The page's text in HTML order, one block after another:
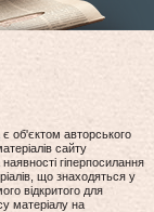
є об'єктом авторського
сайту
гіперпосилання
що знаходяться у
відкритого для
матеріалу на